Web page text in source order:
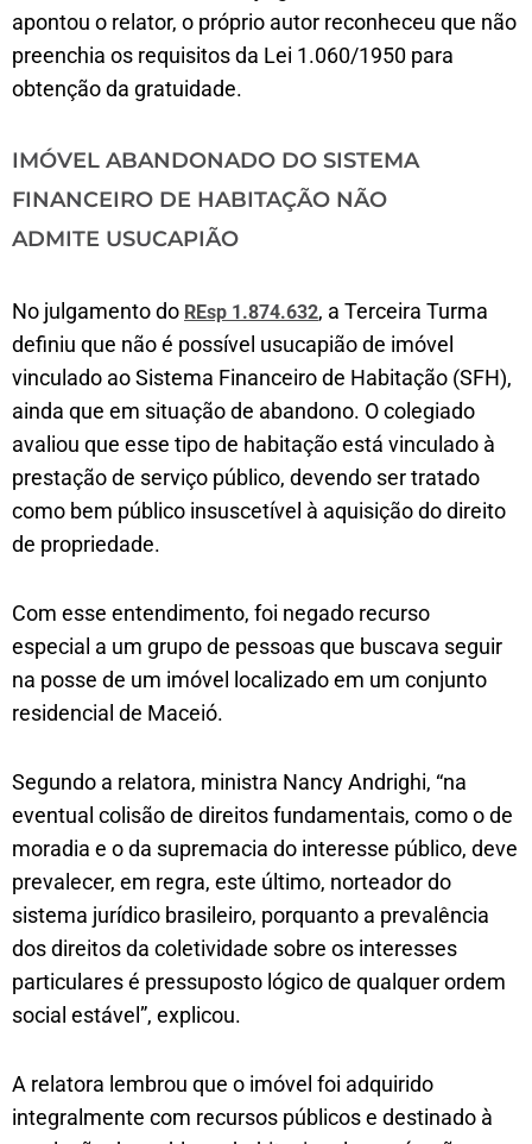
apontou o relator, o próprio autor reconheceu que não
preenchia os requisitos da Lei 1.060/1950 para
obtenção da gratuidade.
IMÓVEL ABANDONADO DO SISTEMA
FINANCEIRO DE HABITAÇÃO NÃO
ADMITE USUCAPIÃO
No julgamento do REsp 1.874.632, a Terceira Turma
definiu que não é possível usucapião de imóvel
vinculado ao Sistema Financeiro de Habitação (SFH),
ainda que em situação de abandono. O colegiado
avaliou que esse tipo de habitação está vinculado à
prestação de serviço público, devendo ser tratado
como bem público insuscetível à aquisição do direito
de propriedade.
Com esse entendimento, foi negado recurso
especial a um grupo de pessoas que buscava seguir
na posse de um imóvel localizado em um conjunto
residencial de Maceió.
Segundo a relatora, ministra Nancy Andrighi, “na
eventual colisão de direitos fundamentais, como o de
moradia e o da supremacia do interesse público, deve
prevalecer, em regra, este último, norteador do
sistema jurídico brasileiro, porquanto a prevalência
dos direitos da coletividade sobre os interesses
particulares é pressuposto lógico de qualquer ordem
social estável”, explicou.
A relatora lembrou que o imóvel foi adquirido
integralmente com recursos públicos e destinado à